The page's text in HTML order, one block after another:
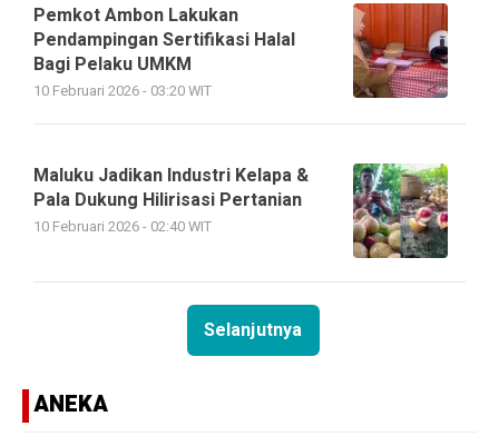
Pemkot Ambon Lakukan
Pendampingan Sertifikasi Halal
Bagi Pelaku UMKM
10 Februari 2026 - 03:20 WIT
Maluku Jadikan Industri Kelapa &
Pala Dukung Hilirisasi Pertanian
10 Februari 2026 - 02:40 WIT
Selanjutnya
ANEKA